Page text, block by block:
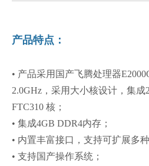
产品特点：
• 产品采用国产飞腾处理器
2.0GHz，采用大小核设计，集成
FTC310 核；
• 集成4GB DDR4内存；
• 内置丰富接口，支持可扩展多种
• 支持国产操作系统；